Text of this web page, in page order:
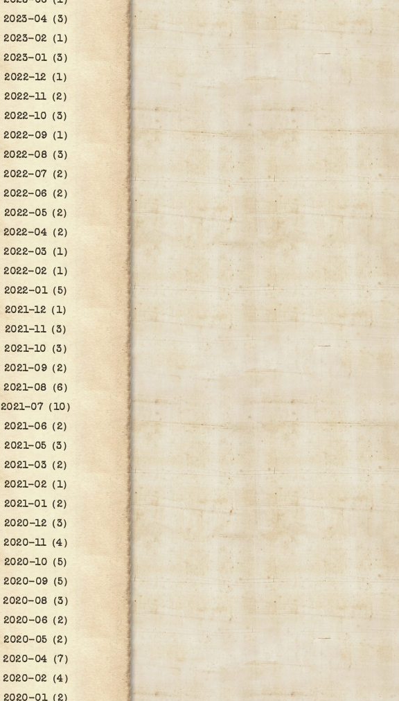
2023-04（3）
2023-02（1）
2023-01（3）
2022-12（1）
2022-11（2）
2022-10（3）
2022-09（1）
2022-08（3）
2022-07（2）
2022-06（2）
2022-05（2）
2022-04（2）
2022-03（1）
2022-02（1）
2022-01（5）
2021-12（1）
2021-11（3）
2021-10（3）
2021-09（2）
2021-08（6）
2021-07（10）
2021-06（2）
2021-05（3）
2021-03（2）
2021-02（1）
2021-01（2）
2020-12（3）
2020-11（4）
2020-10（5）
2020-09（5）
2020-08（3）
2020-06（2）
2020-05（2）
2020-04（7）
2020-02（4）
2020-01（2）